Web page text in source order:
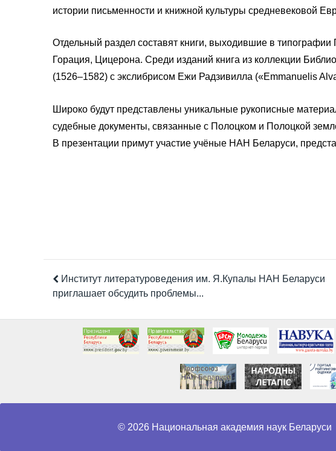
истории письменности и книжной культуры средневековой
Отдельный раздел составят книги, выходившие в типографии
Горация, Цицерона. Среди изданий книга из коллекции
(1526–1582) с экслибрисом Ежи Радзивилла («Emmanuelis
Широко будут представлены уникальные рукописные
судебные документы, связанные с Полоцком и Полоцкой
В презентации примут участие учёные НАН Беларуси,
Институт литературоведения им. Я.Купалы НАН Беларуси
приглашает обсудить проблемы...
© 2026 Национальная академия наук Беларуси